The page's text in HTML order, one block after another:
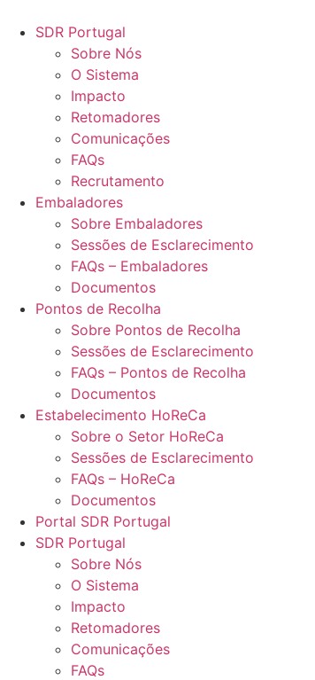
para
conteúdo
SDR Portugal
Sobre Nós
O Sistema
Impacto
Retomadores
Comunicações
FAQs
Recrutamento
Embaladores
Sobre Embaladores
Sessões de Esclarecimento
FAQs – Embaladores
Documentos
Pontos de Recolha
Sobre Pontos de Recolha
Sessões de Esclarecimento
FAQs – Pontos de Recolha
Documentos
Estabelecimento HoReCa
Sobre o Setor HoReCa
Sessões de Esclarecimento
FAQs – HoReCa
Documentos
Portal SDR Portugal
SDR Portugal
Sobre Nós
O Sistema
Impacto
Retomadores
Comunicações
FAQs